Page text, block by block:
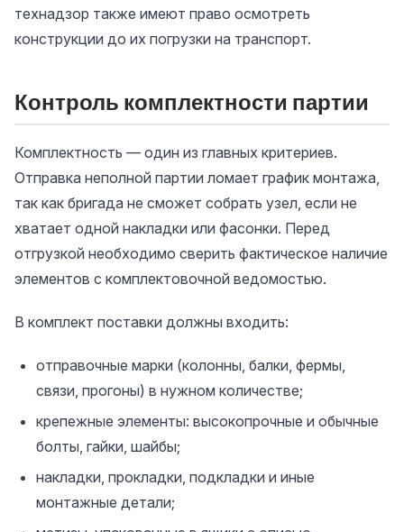
технадзор также имеют право осмотреть
конструкции до их погрузки на транспорт.
Контроль комплектности партии
Комплектность — один из главных критериев.
Отправка неполной партии ломает график монтажа,
так как бригада не сможет собрать узел, если не
хватает одной накладки или фасонки. Перед
отгрузкой необходимо сверить фактическое наличие
элементов с комплектовочной ведомостью.
В комплект поставки должны входить:
отправочные марки (колонны, балки, фермы,
связи, прогоны) в нужном количестве;
крепежные элементы: высокопрочные и обычные
болты, гайки, шайбы;
накладки, прокладки, подкладки и иные
монтажные детали;